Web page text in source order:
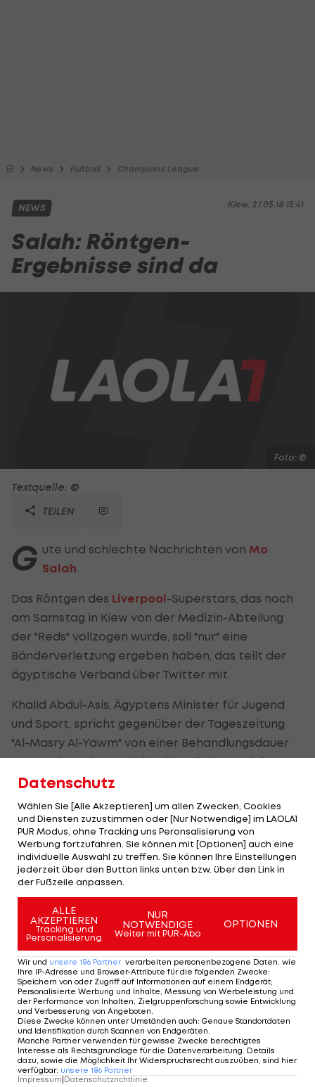
News Fußball Champions League
Kiew, 27.05.18 15:41
NEWS
Salah: Röntgen-
Ergebnisse sind da
Foto: ©
Textquelle: ©
TEILEN
G ute und schlechte Nachrichten von Mo
Salah
Das Röntgen des Liverpool-Superstars, das noch
am Samstag in Kiew von der Medizin-Abteilung
der "Reds" vollzogen wurde, soll "nur" eine
Bänderverletzung ergeben haben, das teilt der
ägyptische Verband über Twitter mit.
Khalid Abdul-Asis, Ägyptens Minister für Jugend
und Sport, spricht gegenüber der Tageszeitung
"Al-Masry Al-Yawm" von einer Behandlungsdauer
von zwei Wochen. Salah soll zunächst noch in
England betreut werden und später zum
Trainingslager in Italien stoßen.
Der italienisch-australische Sportjournalist
Adriano Del Monte zitiert zudem über Twitter die
ägyptische Tageszeitung "youm7", wonach Salah
fix für das erste WM-Spiel der Ägypter am 15. Juni
gegen Uruguay ausfallen wird.
Solange keine offizielle Bestätigung von Salah
selbst oder demFC Liverpoolauftaucht, sind
jegliche Wasserstandsmeldungen mit Vorsicht zu
genießen.
Mehr zum Thema
Datenschutz
Wählen Sie [Alle Akzeptieren] um allen Zwecken, Cookies
und Diensten zuzustimmen oder [Nur Notwendige] im LAOLA1
PUR Modus, ohne Tracking uns Peronsalisierung von
Werbung fortzufahren. Sie können mit [Optionen] auch eine
individuelle Auswahl zu treffen. Sie können Ihre Einstellungen
jederzeit über den Button links unten bzw. über den Link in
der Fußzeile anpassen.
ALLE
AKZEPTIEREN
Tracking und
Personalisierung
NUR
NOTWENDIGE
Weiter mit PUR-Abo
OPTIONEN
Wir und unsere 186 Partner verarbeiten personenbezogene Daten, wie
Ihre IP-Adresse und Browser-Attribute für die folgenden Zwecke:
Speichern von oder Zugriff auf Informationen auf einem Endgerät;
Personalisierte Werbung und Inhalte, Messung von Werbeleistung und
der Performance von Inhalten, Zielgruppenforschung sowie Entwicklung
und Verbesserung von Angeboten.
Diese Zwecke können unter Umständen auch: Genaue Standortdaten
und Identifikation durch Scannen von Endgeräten.
Manche Partner verwenden für gewisse Zwecke berechtigtes
Interesse als Rechtsgrundlage für die Datenverarbeitung. Details
dazu, sowie die Möglichkeit Ihr Widerspruchsrecht auszuüben, sind hier
verfügbar: unsere 186 Partner
Impressum Datenschutzrichtlinie